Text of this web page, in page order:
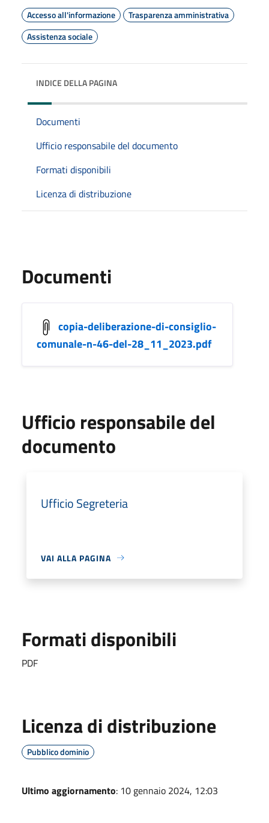
Accesso all'informazione
Trasparenza amministrativa
Assistenza sociale
INDICE DELLA PAGINA
Documenti
Ufficio responsabile del documento
Formati disponibili
Licenza di distribuzione
Documenti
copia-deliberazione-di-consiglio-
comunale-n-46-del-28_11_2023.pdf
Ufficio responsabile del
documento
Ufficio Segreteria
VAI ALLA PAGINA
Formati disponibili
PDF
Licenza di distribuzione
Pubblico dominio
Ultimo aggiornamento: 10 gennaio 2024, 12:03